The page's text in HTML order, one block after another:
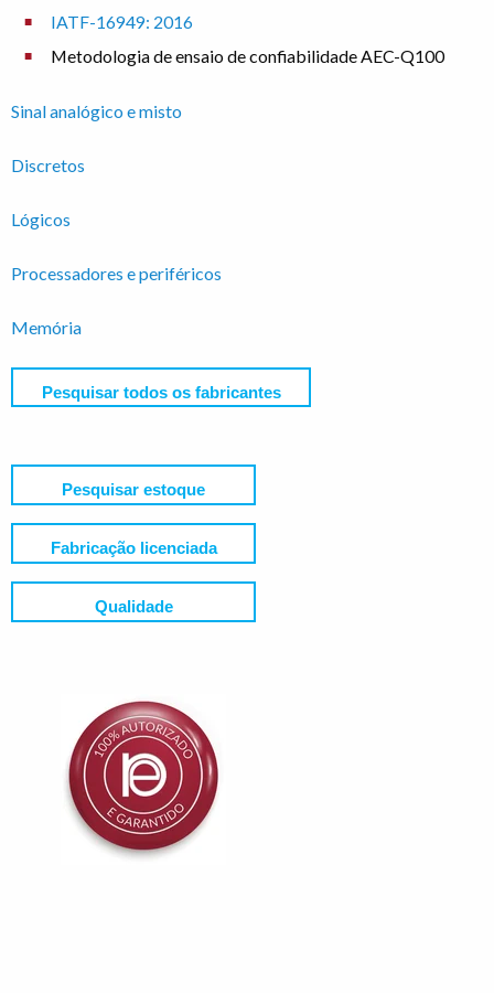
IATF-16949: 2016
Metodologia de ensaio de confiabilidade AEC-Q100
Sinal analógico e misto
Discretos
Lógicos
Processadores e periféricos
Memória
Pesquisar todos os fabricantes
Pesquisar estoque
Fabricação licenciada
Qualidade